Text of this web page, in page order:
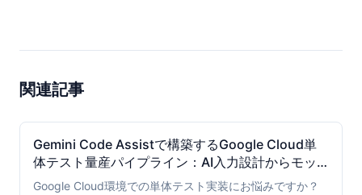
関連記事
Gemini Code Assistで構築するGoogle Cloud単
体テスト量産パイプライン：AI入力設計からモッ
ク戦略まで
Google Cloud環境での単体テスト実装にお悩みですか？